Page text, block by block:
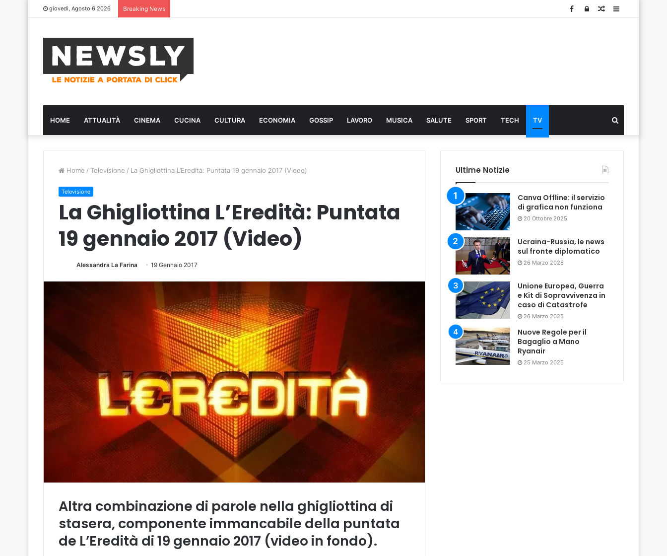
giovedì, Agosto 6 2026 Breaking News Sidebar
Articolo
Log
Facebook
HOME ATTUALITÀ CINEMA CUCINA CULTURA ECONOMIA GOSSIP LAVORO MUSICA SALUTE SPORT TECH TV
...
Home / Televisione / La Ghigliottina L’Eredità: Puntata 19 gennaio 2017 (Video)
Televisione
La Ghigliottina L’Eredità: Puntata
19 gennaio 2017 (Video)
Alessandra La Farina 19 Gennaio 2017
Altra combinazione di parole nella ghigliottina di
stasera, componente immancabile della puntata
de L’Eredità di19 gennaio 2017 (video in fondo).
Ultime Notizie
Canva Offline: il servizio
di grafica non funziona
20 Ottobre 2025
Ucraina-Russia, le news
sul fronte diplomatico
26 Marzo 2025
Unione Europea, Guerra
e Kit di Sopravvivenza in
caso di Catastrofe
26 Marzo 2025
Nuove Regole per il
Bagaglio a Mano
Ryanair
25 Marzo 2025